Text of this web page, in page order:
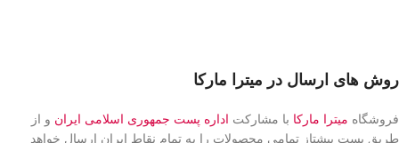
روش های ارسال در میترا مارکا
فروشگاه میترا مارکا با مشارکت اداره پست جمهوری اسلامی ایران و از
طریق پست پیشتاز تمامی محصولات را به تمام نقاط ایران ارسال خواهد